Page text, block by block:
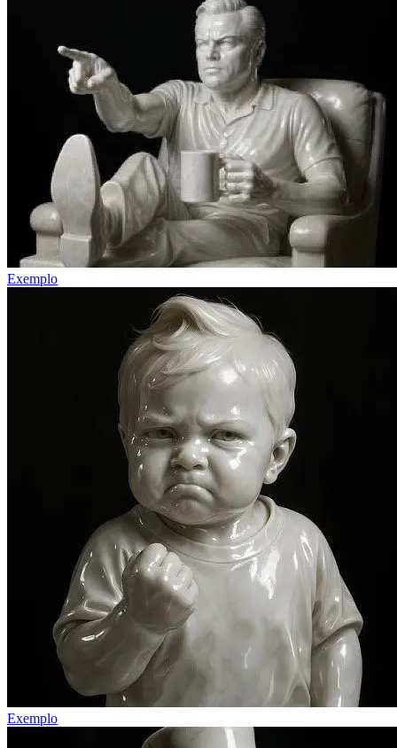
Exemplo
Exemplo